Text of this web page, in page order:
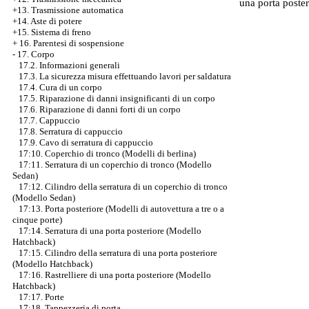
+13. Trasmissione automatica
+14. Aste di potere
+15. Sistema di freno
+ 16. Parentesi di sospensione
- 17. Corpo
17.2. Informazioni generali
17.3. La sicurezza misura effettuando lavori per saldatura
17.4. Cura di un corpo
17.5. Riparazione di danni insignificanti di un corpo
17.6. Riparazione di danni forti di un corpo
17.7. Cappuccio
17.8. Serratura di cappuccio
17.9. Cavo di serratura di cappuccio
17:10. Coperchio di tronco (Modelli di berlina)
17:11. Serratura di un coperchio di tronco (Modello
Sedan)
17:12. Cilindro della serratura di un coperchio di tronco
(Modello Sedan)
17:13. Porta posteriore (Modelli di autovettura a tre o a
cinque porte)
17:14. Serratura di una porta posteriore (Modello
Hatchback)
17:15. Cilindro della serratura di una porta posteriore
(Modello Hatchback)
17:16. Rastrelliere di una porta posteriore (Modello
Hatchback)
17:17. Porte
una porta